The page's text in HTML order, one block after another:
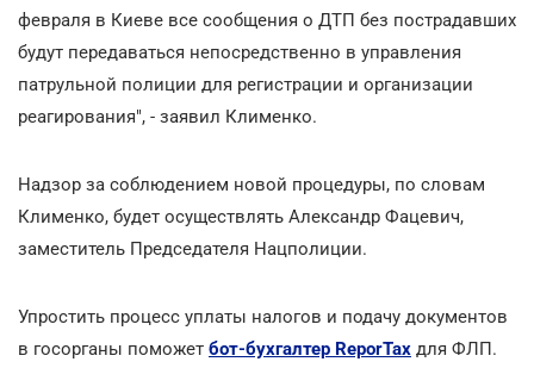
февраля в Киеве все сообщения о ДТП без пострадавших
будут передаваться непосредственно в управления
патрульной полиции для регистрации и организации
реагирования", - заявил Клименко.
Надзор за соблюдением новой процедуры, по словам
Клименко, будет осуществлять Александр Фацевич,
заместитель Председателя Нацполиции.
Упростить процесс уплаты налогов и подачу документов
в госорганы поможет бот-бухгалтер ReporTax для ФЛП.